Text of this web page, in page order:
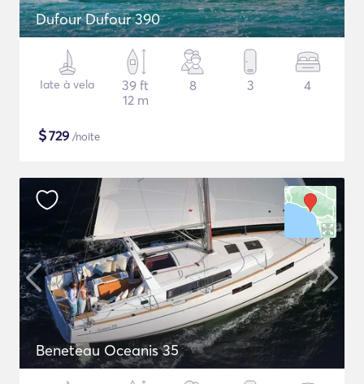
Dufour Dufour 390
Iate à vela
39 ft
12 m
8 3 4
$729 /noite
Beneteau Oceanis 35